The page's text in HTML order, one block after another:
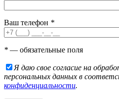
Ваш телефон *
* — обязательные поля
Я даю свое согласие на
персональных данных в
конфиденциальности.